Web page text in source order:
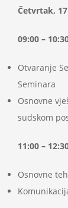
Četvrtak,
09:00 –
Otvaranje
Seminara
Osnovne
sudskom
11:00 –
Osnovne